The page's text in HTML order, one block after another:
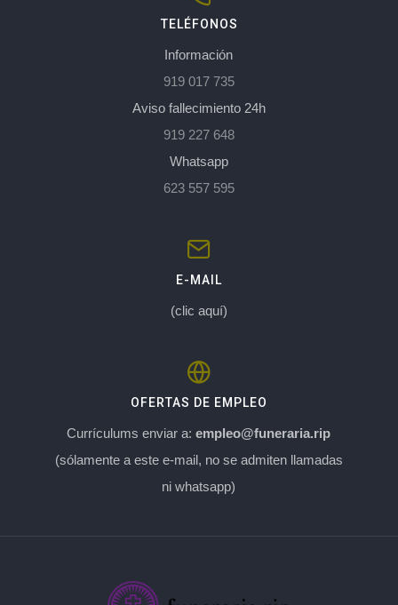
TELÉFONOS
Información
919 017 735
Aviso fallecimiento 24h
919 227 648
Whatsapp
623 557 595
E-MAIL
(clic aquí)
OFERTAS DE EMPLEO
Currículums enviar a:empleo@funeraria.rip
(sólamente a este e-mail, no se admiten llamadas
ni whatsapp)